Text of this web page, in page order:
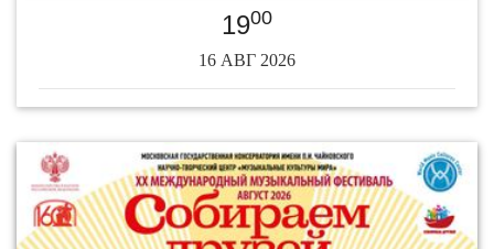
1900
16 АВГ 2026